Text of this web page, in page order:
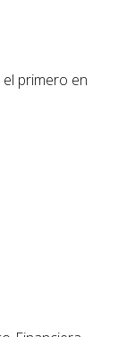
primero en